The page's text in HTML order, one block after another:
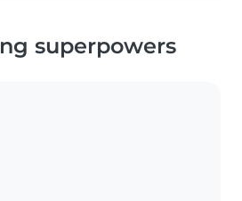
superpowers